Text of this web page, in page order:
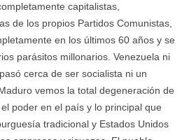
capitalistas,
de los propios Partidos Comunistas,
en los últimos 60 años y se
parásitos millonarios. Venezuela ni
cerca de ser socialista ni un
vemos la total degeneración de
poder en el país y lo principal que
tradicional y Estados Unidos